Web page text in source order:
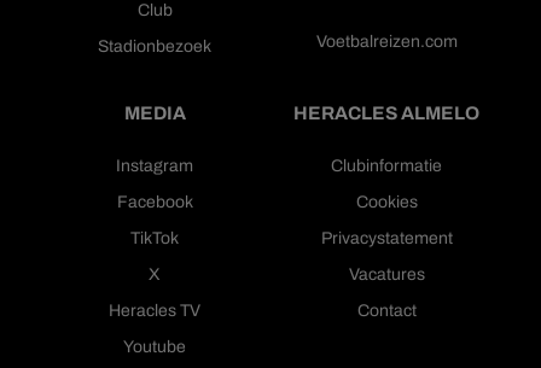
Club
Stadionbezoek
Voetbalreizen.com
MEDIA
Instagram
Facebook
TikTok
X
Heracles TV
Youtube
HERACLES ALMELO
Clubinformatie
Cookies
Privacystatement
Vacatures
Contact